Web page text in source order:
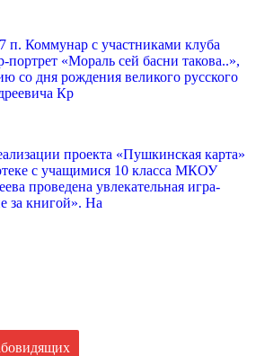
п. Коммунар с участниками клуба
«Мораль сей басни такова..»,
со дня рождения великого русского
Кр
проекта «Пушкинская карта»
с учащимися 10 класса МКОУ
проведена увлекательная игра-
за книгой». На